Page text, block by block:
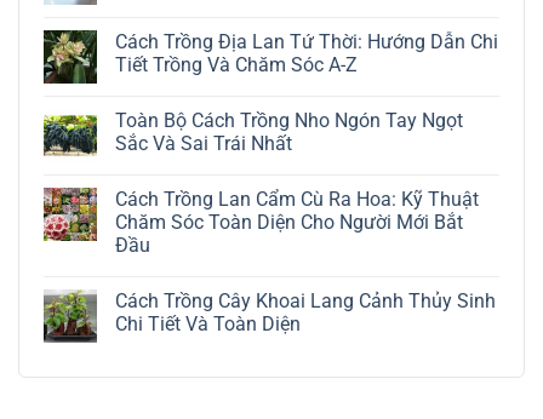
bình
luận
Cây
Đô
La
Thuật
Chăm
Sóc
Lá
Tế
Cách Trồng Địa Lan Tứ Thời: Hướng Dẫn Chi
Tiết Trồng Và Chăm Sóc A-Z
bình
luận
ở
Địa
Lan
Tứ
Thời:
Chi
Tiết
Trồng
Toàn Bộ Cách Trồng Nho Ngón Tay Ngọt
Sắc Và Sai Trái Nhất
bình
luận
ở
Toàn
Trồng
Nho
Ngón
Cách Trồng Lan Cẩm Cù Ra Hoa: Kỹ Thuật
Chăm Sóc Toàn Diện Cho Người Mới Bắt
Đầu
bình
luận
ở
Lan
Cách Trồng Cây Khoai Lang Cảnh Thủy Sinh
Chi Tiết Và Toàn Diện
bình